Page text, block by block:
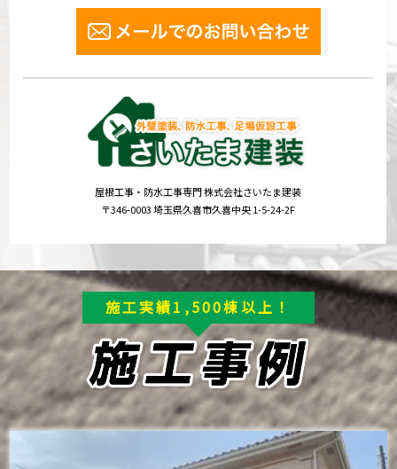
屋根工事・防水工事専門 株式会社さいたま建装
〒346-0003 埼玉県久喜市久喜中央 1-5-24-2F
施工実績1,500棟以上！